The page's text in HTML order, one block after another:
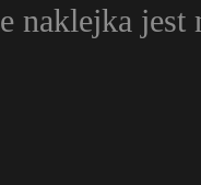
naklejka jest